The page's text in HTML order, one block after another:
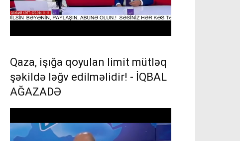
Qaza, işığa qoyulan limit mütləq
şəkildə ləğv edilməlidir! - İQBAL
AĞAZADƏ